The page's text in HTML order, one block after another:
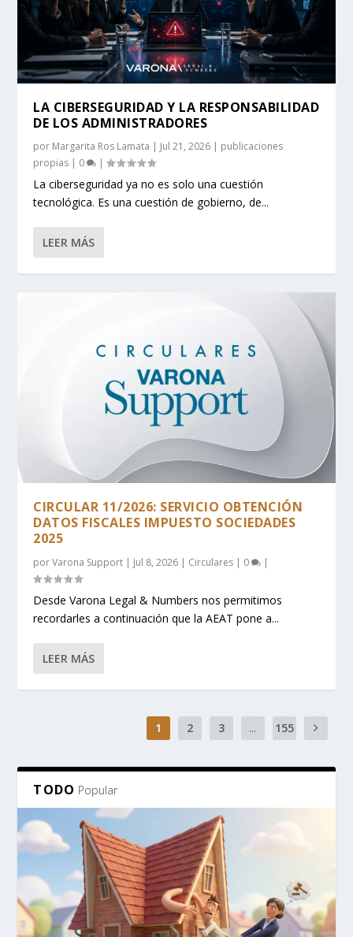
LA CIBERSEGURIDAD Y LA RESPONSABILIDAD
DE LOS ADMINISTRADORES
por Margarita Ros Lamata | Jul 21, 2026 | publicaciones
propias | 0 |
La ciberseguridad ya no es solo una cuestión
tecnológica. Es una cuestión de gobierno, de...
LEER MÁS
CIRCULAR 11/2026: SERVICIO OBTENCIÓN
DATOS FISCALES IMPUESTO SOCIEDADES
2025
porVarona Support | Jul 8, 2026 | Circulares | 0 |
Desde Varona Legal & Numbers nos permitimos
recordarles a continuación que la AEAT pone a...
LEER MÁS
1 2 3 ... 155
TODO Popular